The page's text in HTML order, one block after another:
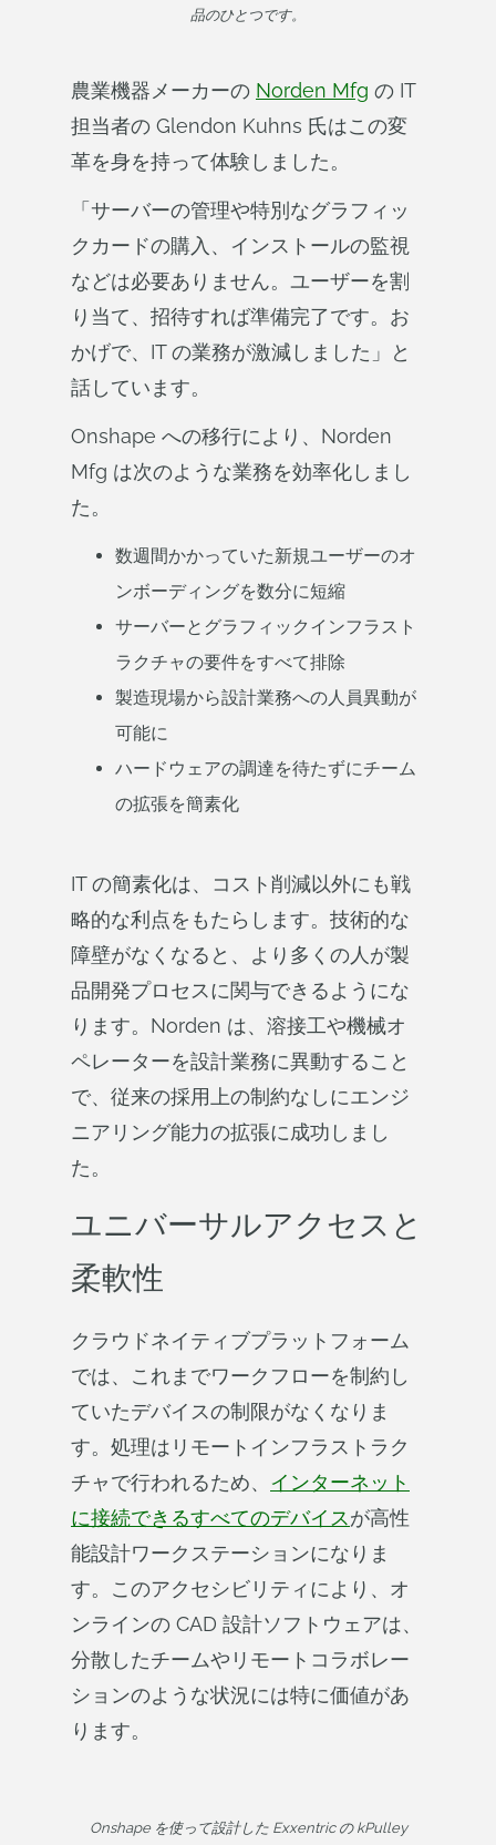
品のひとつです。
農業機器メーカーの Norden Mfg の IT
担当者の Glendon Kuhns 氏はこの変
革を身を持って体験しました。
「サーバーの管理や特別なグラフィッ
クカードの購入、インストールの監視
などは必要ありません。ユーザーを割
り当て、招待すれば準備完了です。お
かげで、IT の業務が激減しました」と
話しています。
Onshape への移行により、Norden
Mfg は次のような業務を効率化しまし
た。
数週間かかっていた新規ユーザーのオ
ンボーディングを数分に短縮
サーバーとグラフィックインフラスト
ラクチャの要件をすべて排除
製造現場から設計業務への人員異動が
可能に
ハードウェアの調達を待たずにチーム
の拡張を簡素化
IT の簡素化は、コスト削減以外にも戦
略的な利点をもたらします。技術的な
障壁がなくなると、より多くの人が製
品開発プロセスに関与できるようにな
ります。Norden は、溶接工や機械オ
ペレーターを設計業務に異動すること
で、従来の採用上の制約なしにエンジ
ニアリング能力の拡張に成功しまし
た。
ユニバーサルアクセスと
柔軟性
クラウドネイティブプラットフォーム
では、これまでワークフローを制約し
ていたデバイスの制限がなくなりま
す。処理はリモートインフラストラク
チャで行われるため、 インターネット
に接続できるすべてのデバイスが高性
能設計ワークステーションになりま
す。このアクセシビリティにより、オ
ンラインの CAD 設計ソフトウェアは、
分散したチームやリモートコラボレー
ションのような状況には特に価値があ
ります。
Onshape を使って設計した Exxentric の kPulley